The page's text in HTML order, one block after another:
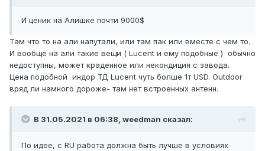
И ценик на Алишке почти 9000$
Там что то на али напутали, или там пак или вместе с чем то.
И вообще на али такие вещи ( Lucent и ему подобные ) обычно
недоступны, может краденное или некондиция с завода.
Цена подобной индор ТД Lucent чуть болше 1т USD. Outdoor
вряд ли намного дороже- там нет встроенных антенн.
В 31.05.2021 в 06:38, weedman сказал:
По идее, с RU работа должна быть лучше в условиях